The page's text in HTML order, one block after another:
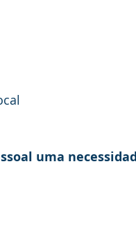
uma